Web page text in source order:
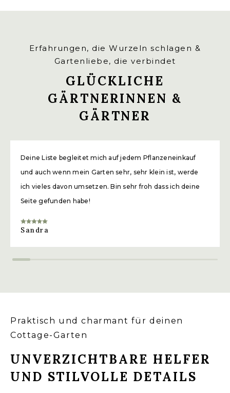
Erfahrungen, die Wurzeln schlagen &
Gartenliebe, die verbindet
GLÜCKLICHE
GÄRTNERINNEN &
GÄRTNER
Deine Liste begleitet mich auf jedem Pflanzeneinkauf
und auch wenn mein Garten sehr, sehr klein ist, werde
ich vieles davon umsetzen. Bin sehr froh dass ich deine
Seite gefunden habe!
Sandra
Praktisch und charmant für deinen
Cottage-Garten
UNVERZICHTBARE HELFER
UND STILVOLLE DETAILS